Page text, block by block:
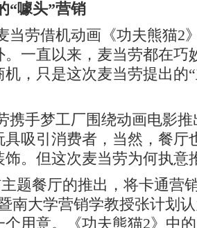
“噱头”营销
当劳借机动画《功夫熊猫2
。一直以来，麦当劳都在巧
机，只是这次麦当劳提出的
携手梦工厂围绕动画电影
具吸引消费者，当然，餐厅
饰。但这次麦当劳为何执意
题餐厅的推出，将卡通营
南大学营销学教授张计划
个用意。《功夫熊猫2》中